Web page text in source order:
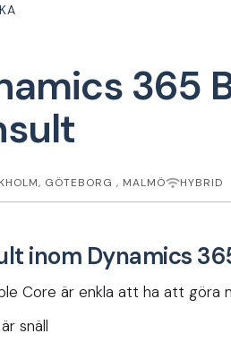
365
GÖTEBORG , MALMÖ HYBRID
inom Dynamics
Core är enkla att ha att göra
snäll